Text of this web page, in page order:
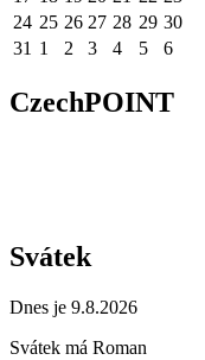
24 25 26 27 28 29 30
31 1 2 3 4 5 6
CzechPOINT
Svátek
Dnes je 9.8.2026
Svátek má Roman